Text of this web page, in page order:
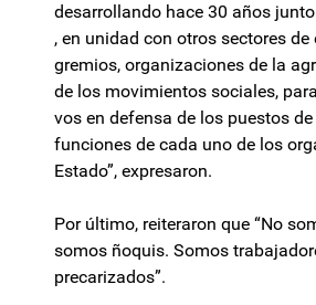
desarrollando hace 30 años
, en unidad con otros sectores de
gremios, organizaciones de la
de los movimientos sociales,
vos en defensa de los puestos
funciones de cada uno de los
Estado”, expresaron.
Por último, reiteraron que “No
somos ñoquis. Somos
precarizados”.